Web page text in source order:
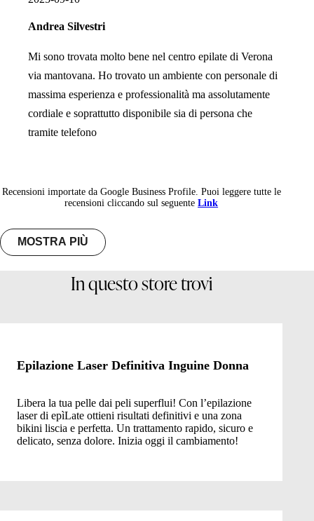
Andrea Silvestri
Mi sono trovata molto bene nel centro epilate di Verona
via mantovana. Ho trovato un ambiente con personale di
massima esperienza e professionalità ma assolutamente
cordiale e soprattutto disponibile sia di persona che
tramite telefono
Recensioni importate da Google Business Profile. Puoi leggere tutte le
recensioni cliccando sul seguenteLink
MOSTRA PIÙ
In questo store trovi
Epilazione Laser Definitiva Inguine Donna
Libera la tua pelle dai peli superflui! Con l’epilazione
laser di epìLate ottieni risultati definitivi e una zona
bikini liscia e perfetta. Un trattamento rapido, sicuro e
delicato, senza dolore. Inizia oggi il cambiamento!